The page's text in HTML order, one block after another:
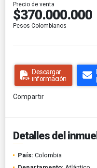
Precio de venta
$370.000.000
Pesos Colombianos
Descargar
información
Compartir
Detalles del
País: Colombia